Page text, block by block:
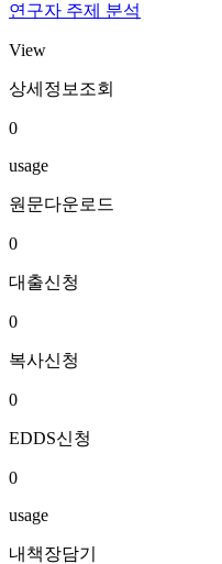
연구자 주제 분석
View
상세정보조회
0
usage
원문다운로드
0
대출신청
0
복사신청
0
EDDS신청
0
usage
내책장담기